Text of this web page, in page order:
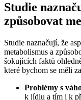
Studie
způsobovat
Studie naznačují, že
metabolismus a
šokujících faktů
které bychom se měli
Problémy s
k jídlu a tím i k